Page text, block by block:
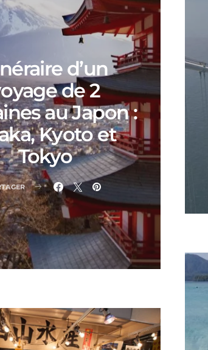
d’un
de 2
au Japon :
Kyoto et
Tokyo